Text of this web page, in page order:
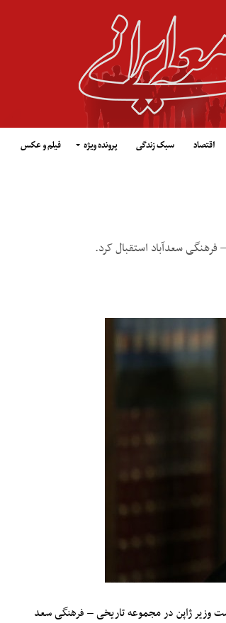
اقتصاد سبک زندگی پرونده ویژه فیلم و عکس
سعدآباد استقبال کرد.
وزیر ژاپن در مجموعه تاریخی – فرهنگی سعد